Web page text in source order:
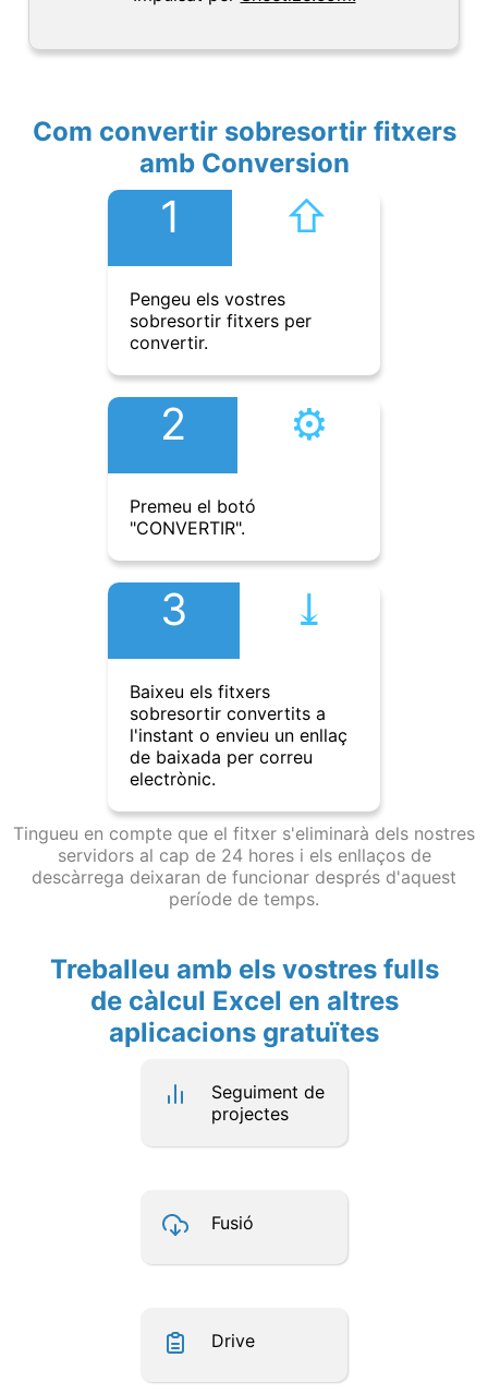
Com convertir sobresortir fitxers
amb Conversion
1 ⇧︎
Pengeu els vostres
sobresortir fitxers per
convertir.
2 ⚙︎
Premeu el botó
"CONVERTIR".
3 ⤓︎
Baixeu els fitxers
sobresortir convertits a
l'instant o envieu un enllaç
de baixada per correu
electrònic.
Tingueu en compte que el fitxer s'eliminarà dels nostres
servidors al cap de 24 hores i els enllaços de
descàrrega deixaran de funcionar després d'aquest
període de temps.
Treballeu amb els vostres fulls
de càlcul Excel en altres
aplicacions gratuïtes
Seguiment de
projectes
Fusió
Drive